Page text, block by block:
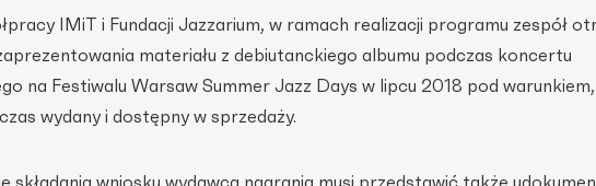
IMiT i Fundacji Jazzarium, w ramach realizacji programu zespół
materiału z debiutanckiego albumu podczas koncertu
na Festiwalu Warsaw Summer Jazz Days w lipcu 2018 pod
wydany i dostępny w sprzedaży.